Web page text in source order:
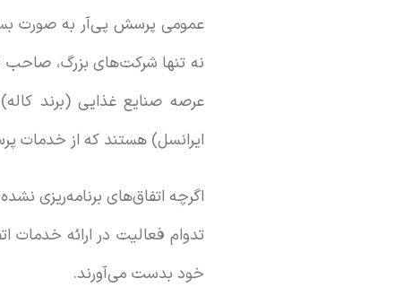
عمومی پرسش پی‌آر به صورت
نه تنها شرکت‌های بزرگ، صاحب
عرصه صنایع غذایی (برند
ایرانسل) هستند که از خدمات
اگرچه اتفاق‌های برنامه‌ریزی
تدوام فعالیت در ارائه
خود بدست می‌آورند.